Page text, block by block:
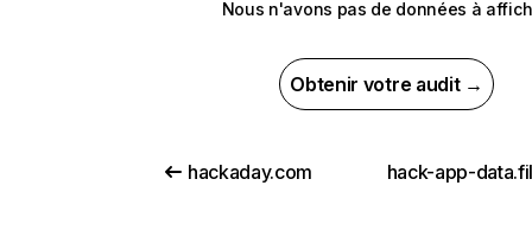
Nous n'avons pas de données à
Obtenir votre audit →
hackaday.com